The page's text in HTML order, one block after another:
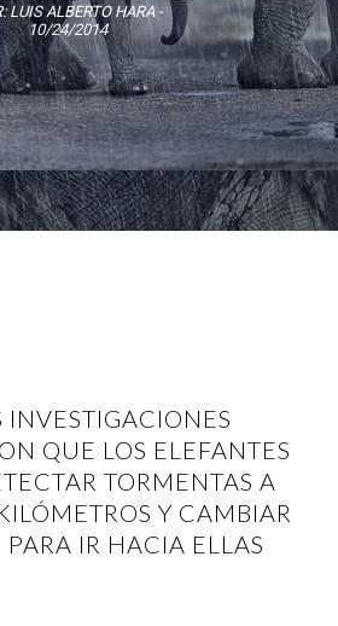
LUIS ALBERTO HARA-
10/24/2014
INVESTIGACIONES
QUE LOS ELEFANTES
TORMENTAS A
Y CAMBIAR
IR HACIA ELLAS